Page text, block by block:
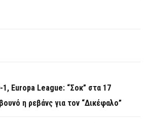
Europa League: “Σοκ” στα 17
η ρεβάνς για τον “Δικέφαλο”